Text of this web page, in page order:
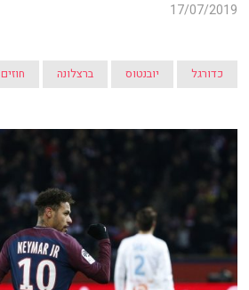
17/07/2019
כדורגל יובנטוס ברצלונה חוזים